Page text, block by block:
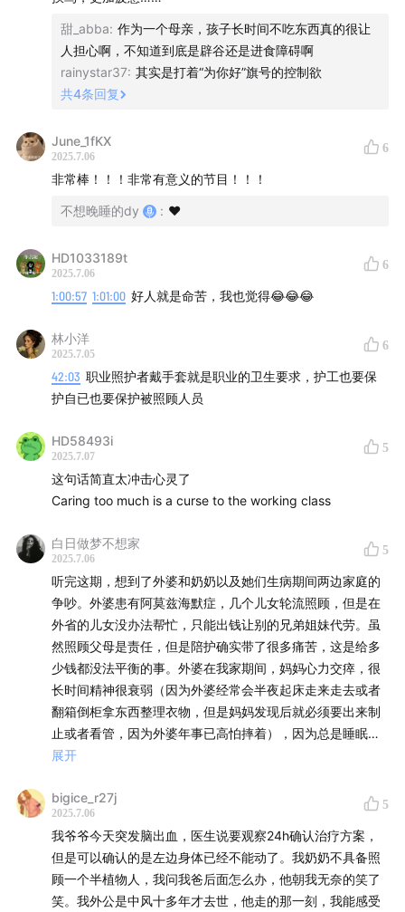
本期剪辑| LinQ、dy
甜_abba: 作为一个母亲，孩子长时间不吃东西真的很让
人担心啊，不知道到底是辟谷还是进食障碍啊
rainystar37: 其实是打着“为你好”旗号的控制欲
共4条回复
June_1fKX
2025.7.06
6
非常棒！！！非常有意义的节目！！！
不想晚睡的dy : ♥️
HD1033189t
2025.7.06
6
1:00:57 1:01:00 好人就是命苦，我也觉得😂😂😂
林小洋
2025.7.05
6
42:03 职业照护者戴手套就是职业的卫生要求，护工也要保
护自已也要保护被照顾人员
HD58493i
2025.7.07
5
这句话简直太冲击心灵了
Caring too much is a curse to the working class
白日做梦不想家
2025.7.06
5
听完这期，想到了外婆和奶奶以及她们生病期间两边家庭的
争吵。外婆患有阿莫兹海默症，几个儿女轮流照顾，但是在
外省的儿女没办法帮忙，只能出钱让别的兄弟姐妹代劳。虽
然照顾父母是责任，但是陪护确实带了很多痛苦，这是给多
少钱都没法平衡的事。外婆在我家期间，妈妈心力交瘁，很
长时间精神很衰弱（因为外婆经常会半夜起床走来走去或者
翻箱倒柜拿东西整理衣物，但是妈妈发现后就必须要出来制
止或者看管，因为外婆年事已高怕摔着），因为总是睡眠不
好加上精神压力大，一连好几次病倒。同样的情况当然也出
然想过找陪护，但是总感觉外人照顾外婆总没有亲子女尽
心，并且还会陷入“这么多儿女却要让外人来照顾”的道德困
境。奶奶那边的情况也差不多，她生病卧床，吃喝拉撒都需
要人来照顾。因为身体不便，所以都是固定在单身小叔家休
养，几个儿女轮流去小叔家照料。但是大多数洗澡换衣的事
情还是姑姑们干得更多，因为男人们总干的不精细。之前小
展开
bigice_r27j
2025.7.06
5
我爷爷今天突发脑出血，医生说要观察24h确认治疗方案，
但是可以确认的是左边身体已经不能动了。我奶奶不具备照
顾一个半植物人，我问我爸后面怎么办，他朝我无奈的笑了
笑。我外公是中风十多年才去世，他走的那一刻，我能感受